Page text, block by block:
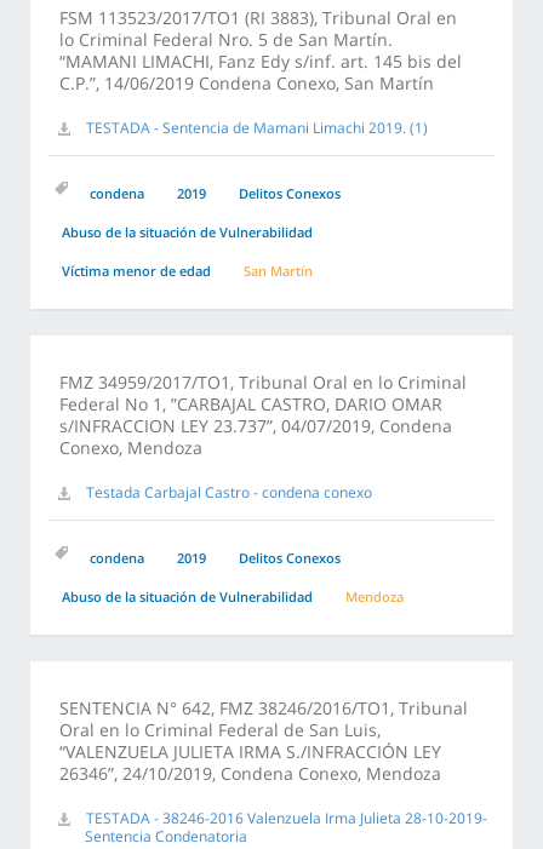
FSM 113523/2017/TO1 (RI 3883), Tribunal Oral en
lo Criminal Federal Nro. 5 de San Martín.
“MAMANI LIMACHI, Fanz Edy s/inf. art. 145 bis del
C.P.”, 14/06/2019 Condena Conexo, San Martín
TESTADA - Sentencia de Mamani Limachi 2019. (1)
condena 2019 Delitos Conexos
Abuso de la situación de Vulnerabilidad
Víctima menor de edad San Martín
FMZ 34959/2017/TO1, Tribunal Oral en lo Criminal
Federal No 1, ”CARBAJAL CASTRO, DARIO OMAR
s/INFRACCION LEY 23.737”, 04/07/2019, Condena
Conexo, Mendoza
Testada Carbajal Castro - condena conexo
condena 2019 Delitos Conexos
Abuso de la situación de Vulnerabilidad Mendoza
SENTENCIA N° 642, FMZ 38246/2016/TO1, Tribunal
Oral en lo Criminal Federal de San Luis,
“VALENZUELA JULIETA IRMA S./INFRACCIÓN LEY
26346”, 24/10/2019, Condena Conexo, Mendoza
TESTADA - 38246-2016 Valenzuela Irma Julieta 28-10-2019-
Sentencia Condenatoria